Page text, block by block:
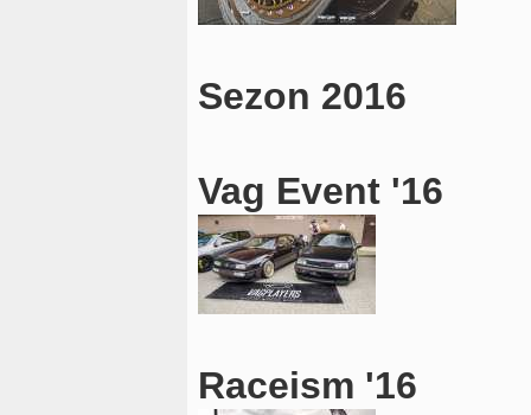
Sezon 2016
Vag Event '16
Raceism '16